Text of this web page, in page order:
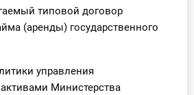
типовой договор
(аренды) государственного
управления
Министерства